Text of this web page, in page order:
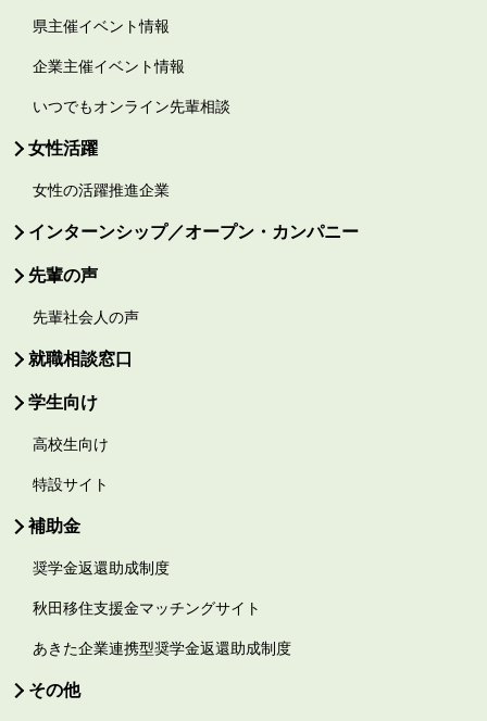
県主催イベント情報
企業主催イベント情報
いつでもオンライン先輩相談
女性活躍
女性の活躍推進企業
インターンシップ／オープン・カンパニー
先輩の声
先輩社会人の声
就職相談窓口
学生向け
高校生向け
特設サイト
補助金
奨学金返還助成制度
秋田移住支援金マッチングサイト
あきた企業連携型奨学金返還助成制度
その他